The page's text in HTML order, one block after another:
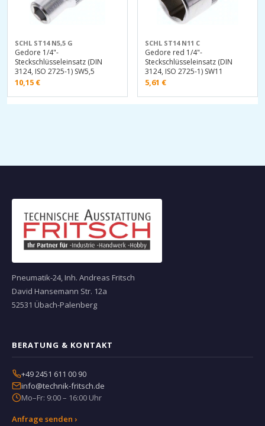
SCHL ST14 N5,5 G
Gedore 1/4"-
Steckschlüsseleinsatz (DIN
3124, ISO 2725-1) SW5,5
10,15 €
SCHL ST14 N11 C
Gedore red 1/4"-
Steckschlüsseleinsatz (DIN
3124, ISO 2725-1) SW11
5,61 €
Pneumatik-24, Inh. Andreas Fritsch
David Hansemann Str. 12a
52531 Übach-Palenberg
BERATUNG & KONTAKT
+49 2451 611 00 90
info@technik-fritsch.de
Mo–Fr: 9:00 – 16:00 Uhr
Anfrage senden ›